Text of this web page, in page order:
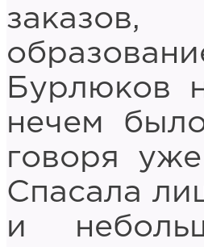
заказов,
Бурлюков
нечем
говоря
Спасала
и